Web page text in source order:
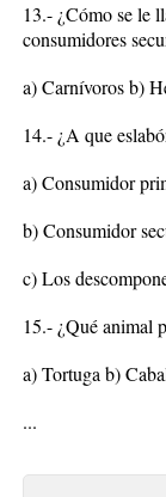
13.- ¿Cómo se le
consumidores
a) Carnívoros b)
14.- ¿A que
a) Consumidor
b) Consumidor
c) Los
15.- ¿Qué animal
a) Tortuga b)
...